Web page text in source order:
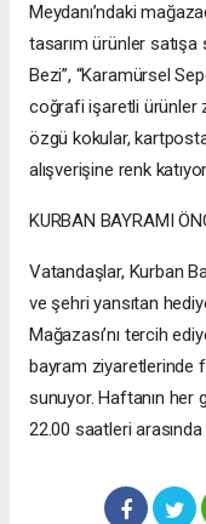
Meydanı’ndaki
tasarım ürünler satışa
Bezi”, “Karamürsel
coğrafi işaretli ürünler
özgü kokular,
alışverişine renk
KURBAN BAYRAMI
Vatandaşlar, Kurban
ve şehri yansıtan
Mağazası’nı tercih
bayram ziyaretlerinde
sunuyor. Haftanın her
22.00 saatleri